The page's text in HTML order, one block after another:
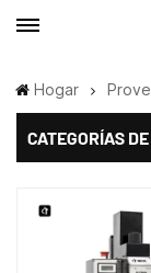
Hogar
CATEGORÍAS